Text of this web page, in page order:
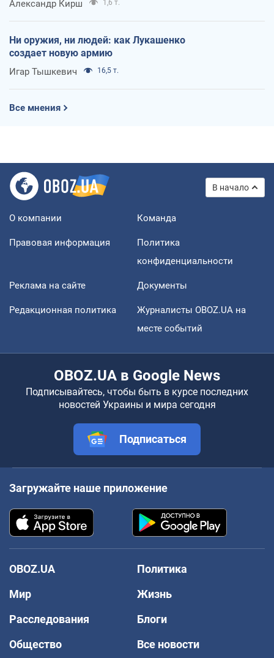
Александр Кирш 1,6 т.
Ни оружия, ни людей: как Лукашенко
создает новую армию
Игар Тышкевич 16,5 т.
Все мнения
В начало
О компании Команда
Правовая информация
Политика
конфиденциальности
Реклама на сайте Документы
Редакционная политика
Журналисты OBOZ.UA на
месте событий
OBOZ.UA в Google News
Подписывайтесь, чтобы быть в курсе последних
новостей Украины и мира сегодня
Подписаться
Загружайте наше приложение
OBOZ.UA
Политика
Мир
Жизнь
Расследования
Блоги
Общество
Все новости